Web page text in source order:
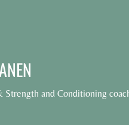
Strength and Conditioning